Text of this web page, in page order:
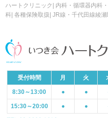
ハートクリニック| 内科・循環器内科
科| 各種保険取扱| JR線・千代田線綾
受付時間 月 火
8:30～13:00 ● ●
15:30～20:00 ● ●